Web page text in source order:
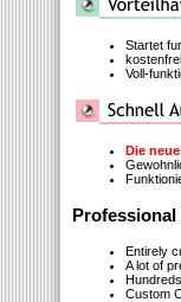
Startet
Voll-
Die
Entirely
A lot of
Custom